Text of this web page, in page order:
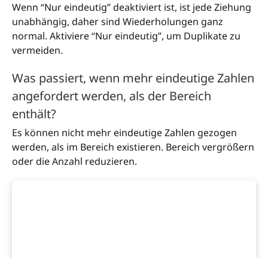
Wenn “Nur eindeutig” deaktiviert ist, ist jede Ziehung
unabhängig, daher sind Wiederholungen ganz
normal. Aktiviere “Nur eindeutig”, um Duplikate zu
vermeiden.
Was passiert, wenn mehr eindeutige Zahlen
angefordert werden, als der Bereich
enthält?
Es können nicht mehr eindeutige Zahlen gezogen
werden, als im Bereich existieren. Bereich vergrößern
oder die Anzahl reduzieren.